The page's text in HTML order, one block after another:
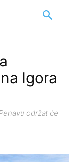
Igora
održat će